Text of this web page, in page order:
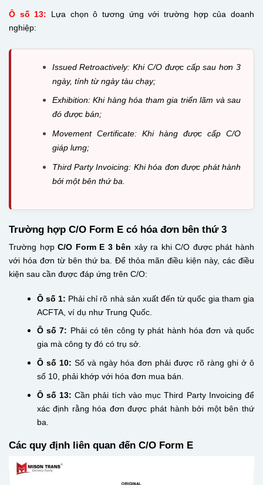
Ô số 13: Lựa chọn ô tương ứng với trường hợp của doanh
nghiệp:
Issued Retroactively: Khi C/O được cấp sau hơn 3
ngày, tính từ ngày tàu chạy;
Exhibition: Khi hàng hóa tham gia triển lãm và sau
đó được bán;
Movement Certificate: Khi hàng được cấp C/O
giáp lưng;
Third Party Invoicing: Khi hóa đơn được phát hành
bởi một bên thứ ba.
Trường hợp C/O Form E có hóa đơn bên thứ 3
Trường hợpC/O Form E 3 bên xảy ra khi C/O được phát hành
với hóa đơn từ bên thứ ba. Để thỏa mãn điều kiện này, các điều
kiện sau cần được đáp ứng trên C/O:
Ô số 1: Phải chỉ rõ nhà sản xuất đến từ quốc gia tham gia
ACFTA, ví dụ như Trung Quốc.
Ô số 7: Phải có tên công ty phát hành hóa đơn và quốc
gia mà công ty đó có trụ sở.
Ô số 10: Số và ngày hóa đơn phải được rõ ràng ghi ở ô
số 10, phải khớp với hóa đơn mua bán.
Ô số 13: Cần phải tích vào mục Third Party Invoicing để
xác định rằng hóa đơn được phát hành bởi một bên thứ
ba.
Các quy định liên quan đến C/O Form E